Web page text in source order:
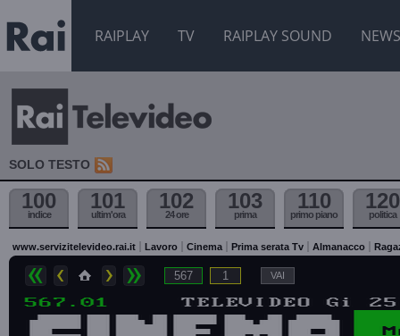
RAIPLAY TV RAIPLAY SOUND NEWS
SOLO TESTO
100
indice
101
ultim'ora
102
24 ore
103
prima
110
primo piano
120
politica
www.servizitelevideo.rai.it Lavoro Cinema Prima serata Tv Almanacco